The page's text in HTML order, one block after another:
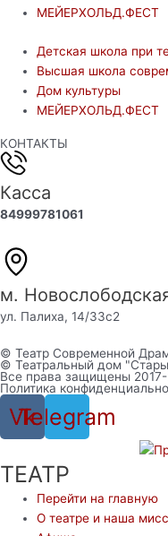
МЕЙЕРХОЛЬД.ФЕСТ
Детская школа при
Высшая школа
Дом культуры
МЕЙЕРХОЛЬД.ФЕСТ
КОНТАКТЫ
Касса
84999781061
м.
ул. Палиха, 14/33с2
© Театр Современной
© Театральный дом
Все права защищены
Политика
Vk
Telegram
ТЕАТР
Перейти на главную
О театре и наша